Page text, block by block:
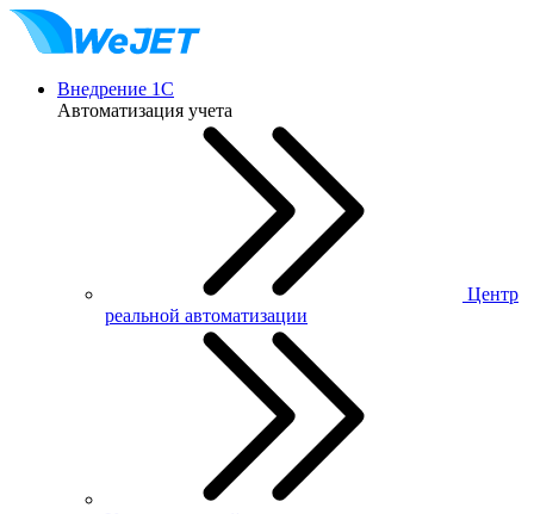
Внедрение 1С
Автоматизация учета
Центр
реальной автоматизации